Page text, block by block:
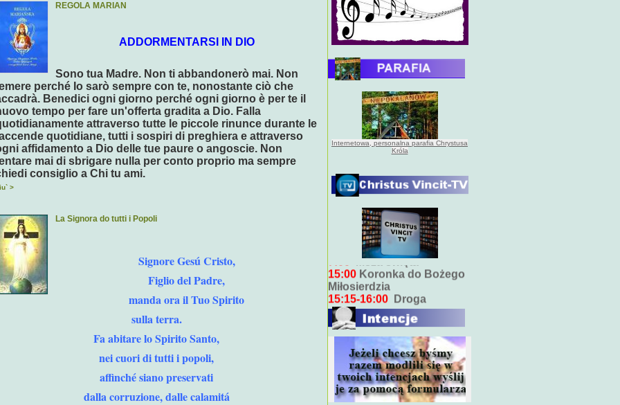
REGOLA MARIAN
ADDORMENTARSI IN DIO
Sono tua Madre. Non ti abbandonerò mai. Non
perché Io sarò sempre con te, nonostante ciò che
Benedici ogni giorno perché ogni giorno è per te il
tempo per fare un'offerta gradita a Dio. Falla
attraverso tutte le piccole rinunce durante le
quotidiane, tutti i sospiri di preghiera e attraverso
affidamento a Dio delle tue paure o angoscie. Non
mai di sbrigare nulla per conto proprio ma sempre
consiglio a Chi tu ami.
>
La Signora do tutti i Popoli
Signore Gesú Cristo,
Figlio del Padre,
manda ora il Tuo Spirito
sulla terra.
Fa abitare lo Spirito Santo,
nei cuori di tutti i popoli,
affinché siano preservati
dalla corruzione, dalle calamitá
Internetowa, personalna parafia Chrystusa
Króla
Bieżący program transmisji
bezpośrednich ( na żywo)
Msza święta
Koronka do Bożego
Miłosierdzia
15:15-16:00
Krzyżowa
18:00 Nabożeństwo
wieczorne z kazaniem
10:00 Niedzielna Msza
święta w miarę możliwości
ks. Piotra